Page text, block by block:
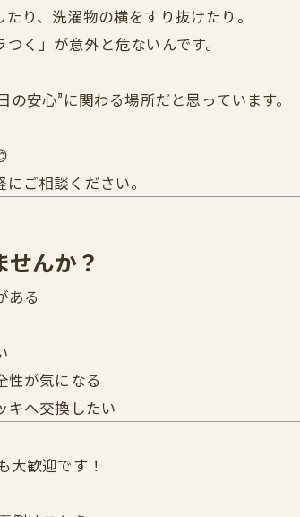
り、洗濯物の横をすり抜けたり。
く」が意外と危ないんです。
安心”に関わる場所だと思っています。
ご相談ください。
んか？
ある
性が気になる
キへ交換したい
大歓迎です！